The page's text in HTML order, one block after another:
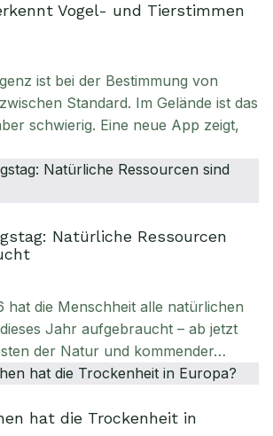
Vogel- und Tierstimmen
ist bei der Bestimmung von
Standard. Im Gelände ist das
schwierig. Eine neue App zeigt,
Natürliche Ressourcen
hat die Menschheit alle natürlichen
Jahr aufgebraucht – ab jetzt
der Natur und kommender…
hat die Trockenheit in